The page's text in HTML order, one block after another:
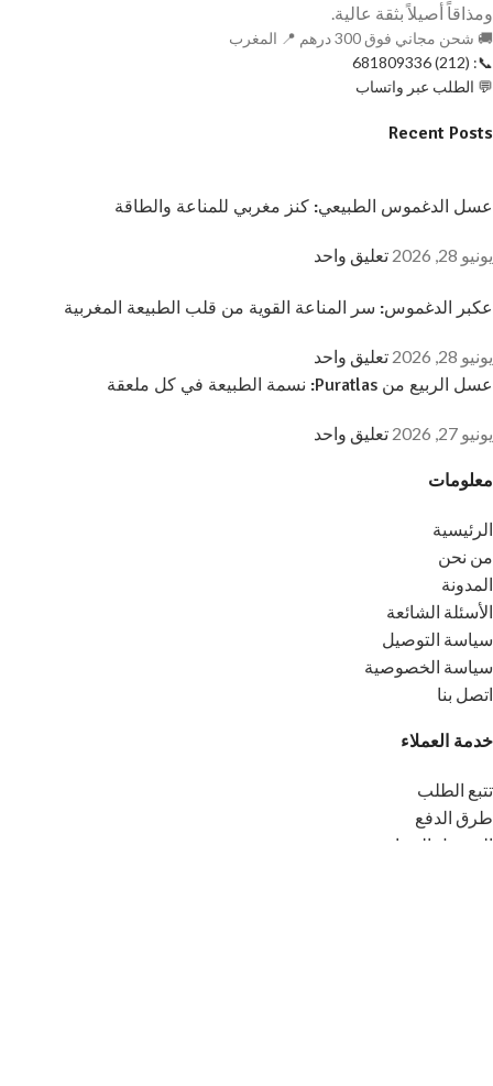
ومذاقاً أصيلاً بثقة عالية.
🚚 شحن مجاني فوق 300 درهم 📍 المغرب
📞: (212) 681809336
💬 الطلب عبر واتساب
Recent Posts
عسل الدغموس الطبيعي: كنز مغربي للمناعة والطاقة
يونيو 28, 2026 تعليق واحد
عكبر الدغموس: سر المناعة القوية من قلب الطبيعة المغربية
يونيو 28, 2026 تعليق واحد
عسل الربيع من Puratlas: نسمة الطبيعة في كل ملعقة
يونيو 27, 2026 تعليق واحد
معلومات
الرئيسية
من نحن
المدونة
الأسئلة الشائعة
سياسة التوصيل
سياسة الخصوصية
اتصل بنا
خدمة العملاء
تتبع الطلب
طرق الدفع
التوصيل المجاني